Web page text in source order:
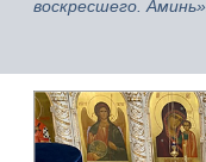
воскресшего. Аминь».